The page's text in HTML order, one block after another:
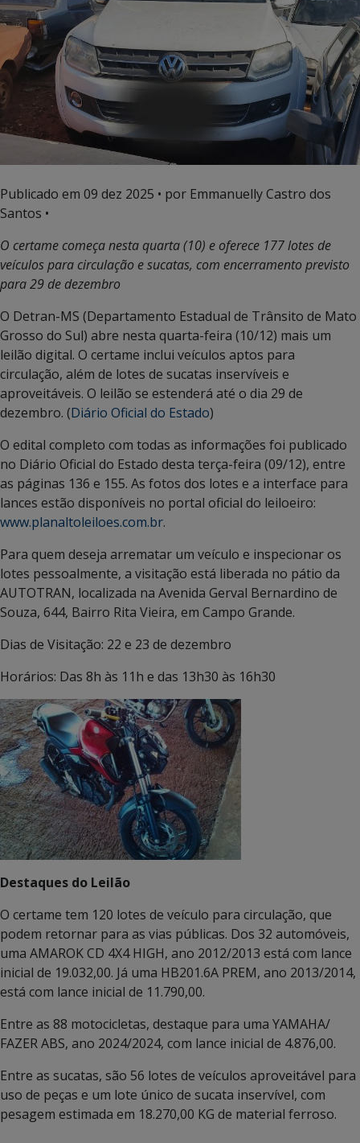
Publicado em 09 dez 2025 • por Emmanuelly Castro dos
Santos •
O certame começa nesta quarta (10) e oferece 177 lotes de
veículos para circulação e sucatas, com encerramento previsto
para 29 de dezembro
O Detran-MS (Departamento Estadual de Trânsito de Mato
Grosso do Sul) abre nesta quarta-feira (10/12) mais um
leilão digital. O certame inclui veículos aptos para
circulação, além de lotes de sucatas inservíveis e
aproveitáveis. O leilão se estenderá até o dia 29 de
dezembro. (Diário Oficial do Estado)
O edital completo com todas as informações foi publicado
no Diário Oficial do Estado desta terça-feira (09/12), entre
as páginas 136 e 155. As fotos dos lotes e a interface para
lances estão disponíveis no portal oficial do leiloeiro:
www.planaltoleiloes.com.br.
Para quem deseja arrematar um veículo e inspecionar os
lotes pessoalmente, a visitação está liberada no pátio da
AUTOTRAN, localizada na Avenida Gerval Bernardino de
Souza, 644, Bairro Rita Vieira, em Campo Grande.
Dias de Visitação: 22 e 23 de dezembro
Horários: Das 8h às 11h e das 13h30 às 16h30
Destaques do Leilão
O certame tem 120 lotes de veículo para circulação, que
podem retornar para as vias públicas. Dos 32 automóveis,
uma AMAROK CD 4X4 HIGH, ano 2012/2013 está com lance
inicial de 19.032,00. Já uma HB201.6A PREM, ano 2013/2014,
está com lance inicial de 11.790,00.
Entre as 88 motocicletas, destaque para uma YAMAHA/
FAZER ABS, ano 2024/2024, com lance inicial de 4.876,00.
Entre as sucatas, são 56 lotes de veículos aproveitável para
uso de peças e um lote único de sucata inservível, com
pesagem estimada em 18.270,00 KG de material ferroso.